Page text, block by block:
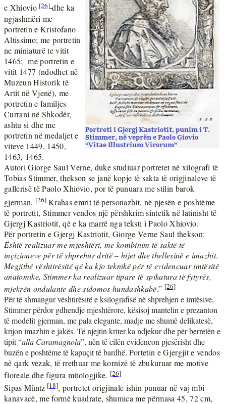
e Xhiovio [26] dhe ka
ngjashmëri me
portretin e Kristofano
Altissimo; me portretin
ne miniaturë te vitit
1465; me portretin e
vitit 1477 (ndodhet në
Muzeun Historik të
Artit në Vjenë), me
portretin e familjes
Currani në Shkodër,
ashtu si dhe me
portretin në medaljet e
viteve 1449, 1450,
1463, 1465.
Autori Giorge Saul Verne, duke studiuar portretet në xilografi të
Tobias Stimmer, thekson se janë kopje të sakta të origjinaleve të
gallerisë të Paolo Xhiovio, por të punuara me stilin barok
gjerman. [26] Krahas emrit të personazhit, në pjesën e poshtëme
të portretit, Stimmer vendos një përshkrim sintetik në latinisht të
Gjergj Kastriotit, që e ka marrë nga teksti i Paolo Xhiovio.
Për portretin e Gjergj Kastriotit, Giorge Verne Saul thekson:
Është realizuar me mjeshtëri, me kombinim të saktë të
inçizioneve për të shprehur dritë – hijet dhe thellesinë e imazhit.
Megjithë vështirësitë që ka kjo teknikë për të evidencuar imtësitë
anatomike, Stimmer ka realizuar tipare të spikatura të fytyrës,
mjekrën ondulante dhe sidomos hundashkabë.”[26]
Për të shmangur vështirësitë e ksilografisë në shprehjen e imtësive,
Stimmer përdor gdhendje mjeshtërore, kësisoj mantelin e prezanton
të modelit gjerman, me pala elegante, madje me shumë delikatesë,
krijon imazhin e jakës. Të njejtin kriter ka ndjekur dhe për berretën e
tipit “alla Caramagnola”, nën të cilën evidencon pjesërisht dhe
buzën e poshtëme të kapuçit të bardhë. Portetin e Gjergjit e vendos
në qark vezak, të rrethuar me kornizë të zbukuruar me motive
floreale dhe figura mitologjike. [26]
Sipas Müntz [18], portretet origjinale ishin punuar në vaj mbi
kanavacë, me formë kuadrate, shumica me përmasa 45, 72 cm,